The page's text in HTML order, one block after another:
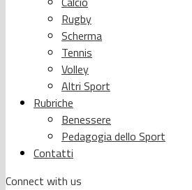
Rugby
Scherma
Tennis
Volley
Altri Sport
Rubriche
Benessere
Pedagogia dello Sport
Contatti
Connect with us